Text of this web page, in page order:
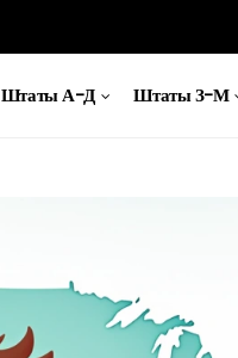
Штаты А-Д Штаты З-М